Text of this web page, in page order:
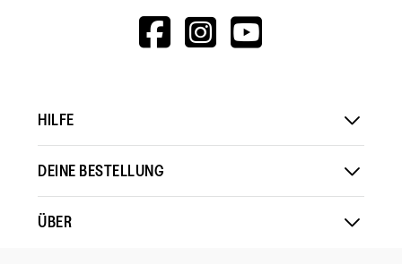
HTTPS://
HTTPS://
HILFE
DEINE BESTELLUNG
ÜBER